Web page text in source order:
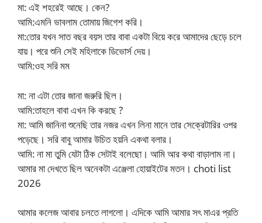
মা: এই শহরেই আছে। কেন?
আমি:এমনি ভাবলাম তোমায় জিগেশ করি।
মা:তোর যখন সাত বছর বয়স তার বাবা একটা বিয়ে করে আমাদের ছেড়ে চলে
যায়। পরে শুনি সেই মহিলাকে ডিভোর্স দেয়।
আমি:ওহ সরি মম
মা: না এটা তোর জানা জরুরি ছিল।
আমি:তাহলে বাবা এখন কি করছে ?
মা: আমি জানিনা শুনেছি তার নজর এখন লিনা মানে তার সেক্রেটারির ওপর
পড়েছে। সরি বাবু আমার উচিত হয়নি একথা বলার।
আমি: না মা তুমি যেটা ঠিক সেটাই বলেছো। আমি আর কথা বাড়ালাম না।
আমার মা দেখতে ছিল অনেকটা এঞ্জেলা হোয়াইটের মতন। choti list
2026
আমার কলেজ আবার চলতে লাগলো। এদিকে আমি আমার সৎ মাএর প্রতি